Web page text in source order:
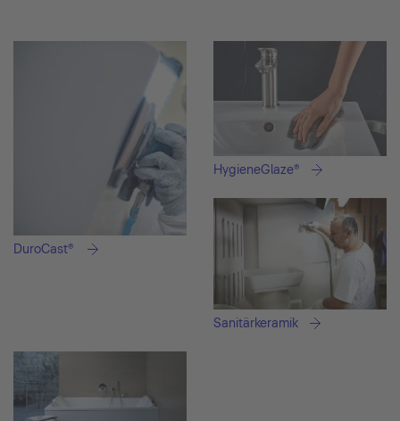
DuroCast®
HygieneGlaze®
Sanitärkeramik